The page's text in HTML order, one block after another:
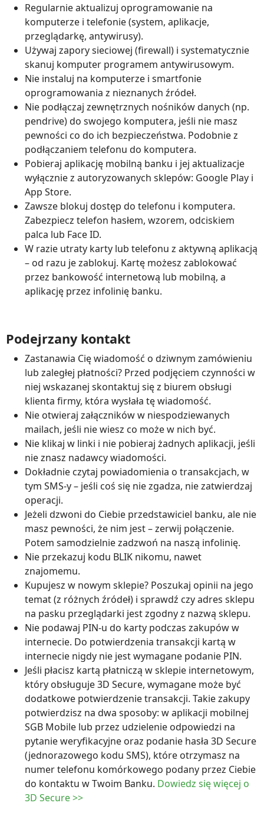
Regularnie aktualizuj oprogramowanie na
komputerze i telefonie (system, aplikacje,
przeglądarkę, antywirusy).
Używaj zapory sieciowej (firewall) i systematycznie
skanuj komputer programem antywirusowym.
Nie instaluj na komputerze i smartfonie
oprogramowania z nieznanych źródeł.
Nie podłączaj zewnętrznych nośników danych (np.
pendrive) do swojego komputera, jeśli nie masz
pewności co do ich bezpieczeństwa. Podobnie z
podłączaniem telefonu do komputera.
Pobieraj aplikację mobilną banku i jej aktualizacje
wyłącznie z autoryzowanych sklepów: Google Play i
App Store.
Zawsze blokuj dostęp do telefonu i komputera.
Zabezpiecz telefon hasłem, wzorem, odciskiem
palca lub Face ID.
W razie utraty karty lub telefonu z aktywną aplikacją
– od razu je zablokuj. Kartę możesz zablokować
przez bankowość internetową lub mobilną, a
aplikację przez infolinię banku.
Podejrzany kontakt
Zastanawia Cię wiadomość o dziwnym zamówieniu
lub zaległej płatności? Przed podjęciem czynności w
niej wskazanej skontaktuj się z biurem obsługi
klienta firmy, która wysłała tę wiadomość.
Nie otwieraj załączników w niespodziewanych
mailach, jeśli nie wiesz co może w nich być.
Nie klikaj w linki i nie pobieraj żadnych aplikacji, jeśli
nie znasz nadawcy wiadomości.
Dokładnie czytaj powiadomienia o transakcjach, w
tym SMS-y – jeśli coś się nie zgadza, nie zatwierdzaj
operacji.
Jeżeli dzwoni do Ciebie przedstawiciel banku, ale nie
masz pewności, że nim jest – zerwij połączenie.
Potem samodzielnie zadzwoń na naszą infolinię.
Nie przekazuj kodu BLIK nikomu, nawet
znajomemu.
Kupujesz w nowym sklepie? Poszukaj opinii na jego
temat (z różnych źródeł) i sprawdź czy adres sklepu
na pasku przeglądarki jest zgodny z nazwą sklepu.
Nie podawaj PIN-u do karty podczas zakupów w
internecie. Do potwierdzenia transakcji kartą w
internecie nigdy nie jest wymagane podanie PIN.
Jeśli płacisz kartą płatniczą w sklepie internetowym,
który obsługuje 3D Secure, wymagane może być
dodatkowe potwierdzenie transakcji. Takie zakupy
potwierdzisz na dwa sposoby: w aplikacji mobilnej
SGB Mobile lub przez udzielenie odpowiedzi na
pytanie weryfikacyjne oraz podanie hasła 3D Secure
(jednorazowego kodu SMS), które otrzymasz na
numer telefonu komórkowego podany przez Ciebie
do kontaktu w Twoim Banku. Dowiedz się więcej o
3D Secure >>